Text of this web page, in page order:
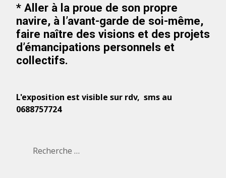
* Aller à la proue de son propre
navire, à l’avant-garde de soi-même,
faire naître des visions et des projets
d’émancipations personnels et
collectifs.
L'exposition est visible sur rdv, sms au
0688757724
Rechercher